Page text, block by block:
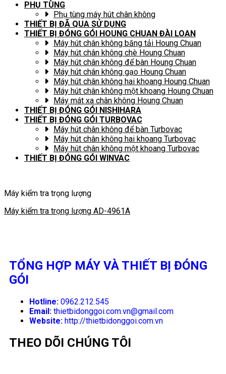
PHỤ TÙNG
Phụ tùng máy hút chân không
THIẾT BỊ ĐÃ QUA SỬ DỤNG
THIẾT BỊ ĐÓNG GÓI HOUNG CHUAN ĐÀI LOAN
Máy hút chân không băng tải Houng Chuan
Máy hút chân không chè Houng Chuan
Máy hút chân không để bàn Houng Chuan
Máy hút chân không gạo Houng Chuan
Máy hút chân không hai khoang Houng Chuan
Máy hút chân không một khoang Houng Chuan
Máy mát xa chân không Houng Chuan
THIẾT BỊ ĐÓNG GÓI NISHIHARA
THIẾT BỊ ĐÓNG GÓI TURBOVAC
Máy hút chân không để bàn Turbovac
Máy hút chân không hai khoang Turbovac
Máy hút chân không một khoang Turbovac
THIẾT BỊ ĐÓNG GÓI WINVAC
Máy kiểm tra trọng lượng
Máy kiểm tra trọng lượng AD-4961A
TỔNG HỢP MÁY VÀ THIẾT BỊ ĐÓNG
GÓI
Hotline: 0962.212.545
Email: thietbidonggoi.com.vn@gmail.com
Website: http://thietbidonggoi.com.vn
THEO DÕI CHÚNG TÔI